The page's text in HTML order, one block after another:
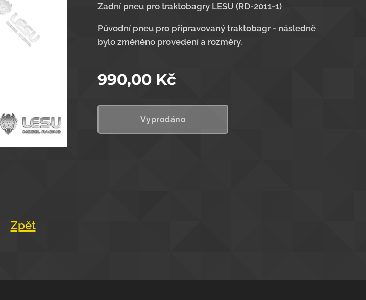
Zadní pneu pro traktobagry LESU (RD-2011-1)
Původní pneu pro připravovaný traktobagr - následně
bylo změněno provedení a rozměry.
990,00 Kč
Vyprodáno
Zpět